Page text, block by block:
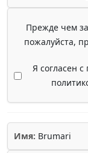
Прежде чем
пожалуйста,
Я согласен
Имя: Brumari